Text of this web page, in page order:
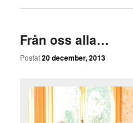
Från oss alla…
Postat20 december, 2013